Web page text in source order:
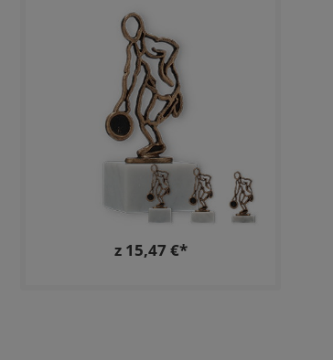
z 15,47 €*